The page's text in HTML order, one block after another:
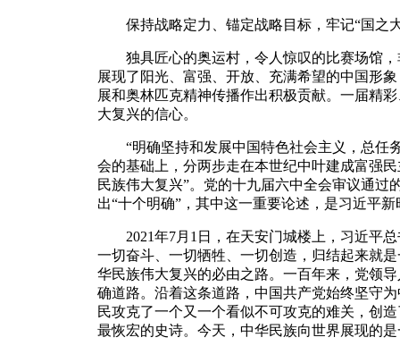
保持战略定力、锚定战略目标，牢记“国之
独具匠心的奥运村，令人惊叹的比赛场馆，
展现了阳光、富强、开放、充满希望的中国形
展和奥林匹克精神传播作出积极贡献。一届精
大复兴的信心。
“明确坚持和发展中国特色社会主义，总任
会的基础上，分两步走在本世纪中叶建成富强
民族伟大复兴”。党的十九届六中全会审议通
出“十个明确”，其中这一重要论述，是习近平
2021年7月1日，在天安门城楼上，习近平总
一切奋斗、一切牺牲、一切创造，归结起来就
华民族伟大复兴的必由之路。一百年来，党领
确道路。沿着这条道路，中国共产党始终坚守
民攻克了一个又一个看似不可攻克的难关，创
最恢宏的史诗。今天，中华民族向世界展现的